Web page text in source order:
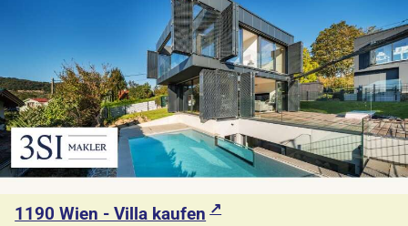
1190 Wien - Villa kaufen